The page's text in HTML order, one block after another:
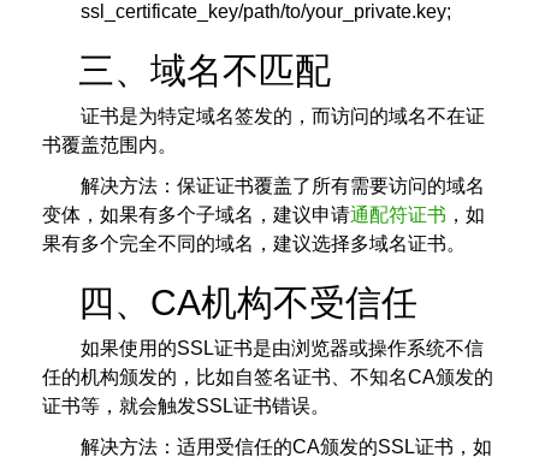
ssl_certificate_key/path/to/your_private.key;
三、域名不匹配
证书是为特定域名签发的，而访问的域名不在证
书覆盖范围内。
解决方法：保证证书覆盖了所有需要访问的域名
变体，如果有多个子域名，建议申请通配符证书 ，如
果有多个完全不同的域名，建议选择多域名证书。
四、CA机构不受信任
如果使用的SSL证书是由浏览器或操作系统不信
任的机构颁发的，比如自签名证书、不知名CA颁发的
证书等，就会触发SSL证书错误。
解决方法：适用受信任的CA颁发的SSL证书，如